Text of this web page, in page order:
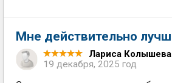
Мне действительно
Лариса Колышева
19 декабря, 2025 год